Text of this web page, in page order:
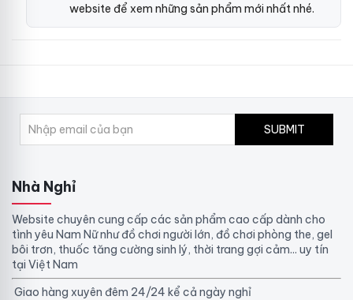
website để xem những sản phẩm mới nhất nhé.
SUBMIT
Nhà Nghỉ
Website chuyên cung cấp các sản phẩm cao cấp dành cho
tình yêu Nam Nữ như đồ chơi người lớn, đồ chơi phòng the, gel
bôi trơn, thuốc tăng cường sinh lý, thời trang gợi cảm... uy tín
tại Việt Nam
Giao hàng xuyên đêm 24/24 kể cả ngày nghỉ